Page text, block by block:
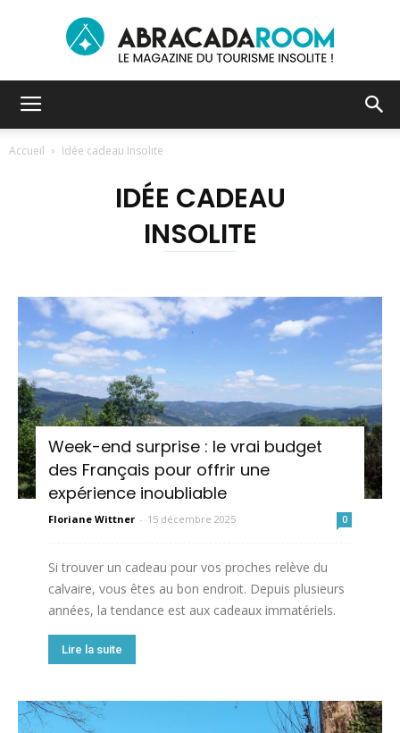
blog
insolite
Accueil Idée cadeau Insolite
IDÉE CADEAU
INSOLITE
Week-end surprise : le vrai budget
des Français pour offrir une
expérience inoubliable
Floriane Wittner - 15 décembre 2025 0
Si trouver un cadeau pour vos proches relève du
calvaire, vous êtes au bon endroit. Depuis plusieurs
années, la tendance est aux cadeaux immatériels.
Lire la suite